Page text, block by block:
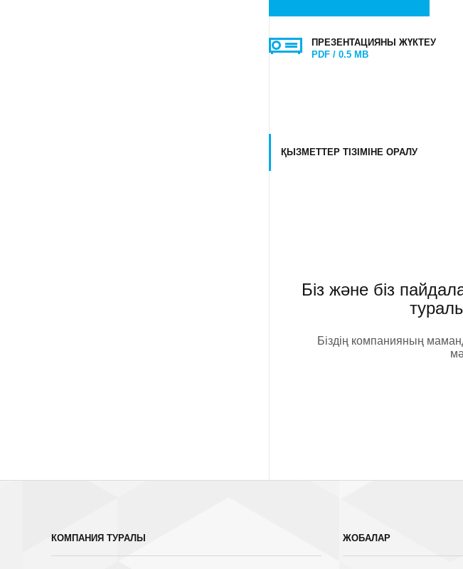
ПРЕЗЕНТАЦИЯНЫ ЖҮКТЕУ
PDF / 0.5 MB
ҚЫЗМЕТТЕР ТІЗІМІНЕ ОРАЛУ
Біз және біз
Біздің компанияның
КОМПАНИЯ ТУРАЛЫ ЖОБАЛАР